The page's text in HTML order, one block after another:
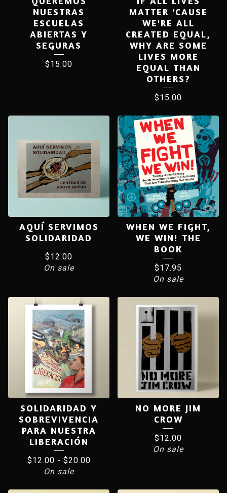
NUESTRAS
ESCUELAS
ABIERTAS Y
SEGURAS
$15.00
MATTER 'CAUSE
WE'RE ALL
CREATED EQUAL,
WHY ARE SOME
LIVES MORE
EQUAL THAN
OTHERS?
$15.00
AQUÍ SERVIMOS
SOLIDARIDAD
$12.00
On sale
WHEN WE FIGHT,
WE WIN! THE
BOOK
$17.95
On sale
SOLIDARIDAD Y
SOBREVIVENCIA
PARA NUESTRA
LIBERACIÓN
$12.00 - $20.00
On sale
NO MORE JIM
CROW
$12.00
On sale